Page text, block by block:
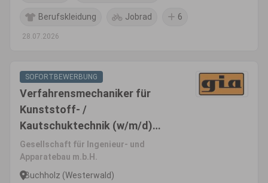
Berufskleidung Jobrad 6
28.07.2026
SOFORTBEWERBUNG
Verfahrensmechaniker für
Kunststoff- /
Kautschuktechnik (w/m/d)
Schwerpunkt Bauteile /
Kunststoffschlosser
Gesellschaft für Ingenieur- und
Apparatebau m.b.H.
Buchholz (Westerwald)